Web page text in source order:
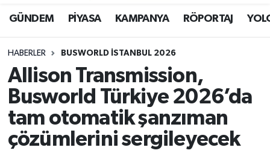
GÜNDEM PİYASA KAMPANYA RÖPORTAJ
HABERLER BUSWORLD İSTANBUL 2026
Allison Transmission,
Busworld Türkiye 2026’da
tam otomatik şanzıman
çözümlerini sergileyecek
KAMPANYA
RÖPORTAJ
YOLCU TAŞIMA
LOJİSTİK
E-GAZETE
Süper Lig Puan Durumu ve Fikstür
Tüm Manşetler
Son Dakika Haberleri
Haber Arşivi